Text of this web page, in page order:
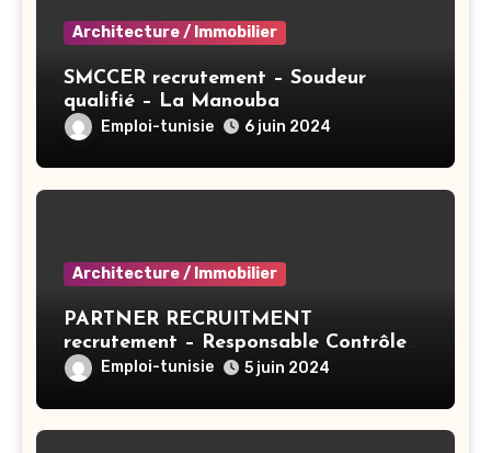
Architecture / Immobilier
SMCCER recrutement – Soudeur
qualifié – La Manouba
Emploi-tunisie 6 juin 2024
Architecture / Immobilier
PARTNER RECRUITMENT
recrutement – Responsable Contrôle
De Gestion/Consolidation – Tunis
Emploi-tunisie 5 juin 2024